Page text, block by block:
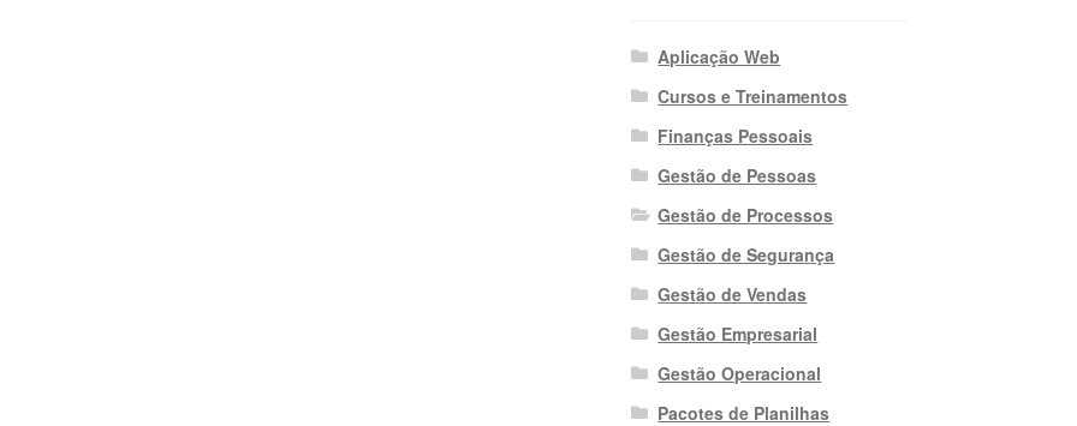
Aplicação Web
Cursos e Treinamentos
Finanças Pessoais
Gestão de Pessoas
Gestão de Processos
Gestão de Segurança
Gestão de Vendas
Gestão Empresarial
Gestão Operacional
Pacotes de Planilhas